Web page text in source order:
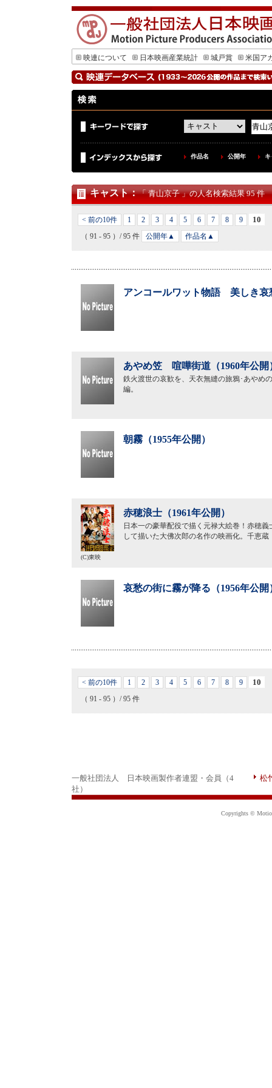
映連について 日本映画産業統計 城戸賞 米国ア
作品名 公開年
キャスト：「 青山京子 」の人名検索結果 95 件
< 前の10件 1 2 3 4 5 6 7 8 9 10
（ 91 - 95 ）/ 95 件 公開年▲ 作品名▲
アンコールワット物語 美しき哀
あやめ笠 喧嘩街道（1960年公開
鉄火渡世の哀歓を、天衣無縫の旅鴉･あやめ
編。
朝霧（1955年公開）
赤穂浪士（1961年公開）
日本一の豪華配役で描く元禄大絵巻！赤穂
して描いた大佛次郎の名作の映画化。千恵
(C)東映
哀愁の街に霧が降る（1956年公開
< 前の10件 1 2 3 4 5 6 7 8 9 10
（ 91 - 95 ）/ 95 件
一般社団法人 日本映画製作者連盟・会員（4
社）
松
Copyrights ©